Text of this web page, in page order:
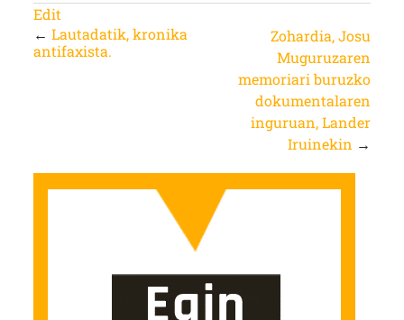
Edit
← Lautadatik, kronika
antifaxista.
Zohardia, Josu
Muguruzaren
memoriari buruzko
dokumentalaren
inguruan, Lander
Iruinekin →